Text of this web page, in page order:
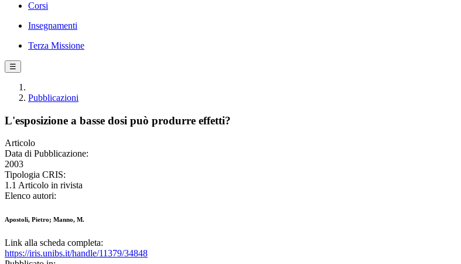
Corsi
Insegnamenti
Terza Missione
☰
Pubblicazioni
L'esposizione a basse dosi può produrre effetti?
Articolo
Data di Pubblicazione:
2003
Tipologia CRIS:
1.1 Articolo in rivista
Elenco autori:
Apostoli, Pietro; Manno, M.
Link alla scheda completa:
https://iris.unibs.it/handle/11379/34848